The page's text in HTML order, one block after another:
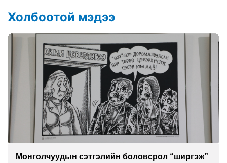
Холбоотой мэдээ
Шинжлэх ухаанаа хөсөр хаясан улс чадваргүй